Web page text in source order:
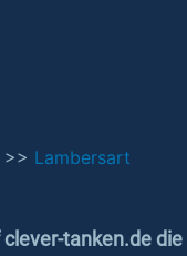
>> Lambersart
clever-tanken.de